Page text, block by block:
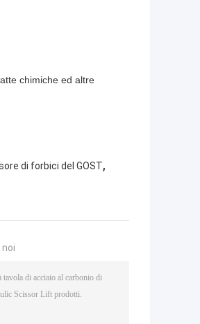
chimiche ed altre
di forbici del GOST,